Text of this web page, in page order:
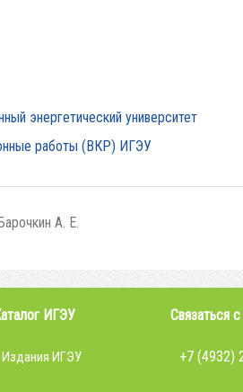
энергетический университет
работы (ВКР) ИГЭУ
А. Е.
ИГЭУ
Издания ИГЭУ
Связаться
+7 (4932)